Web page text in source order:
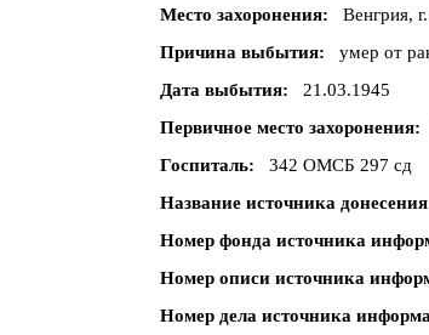
Место захоронения
Венгрия,
Причина выбытия
умер от
Дата выбытия
21.03.1945
Первичное место захоронения
Госпиталь
342 ОМСБ 297 сд
Название источника донесения
Номер фонда источника
Номер описи источника
Номер дела источника